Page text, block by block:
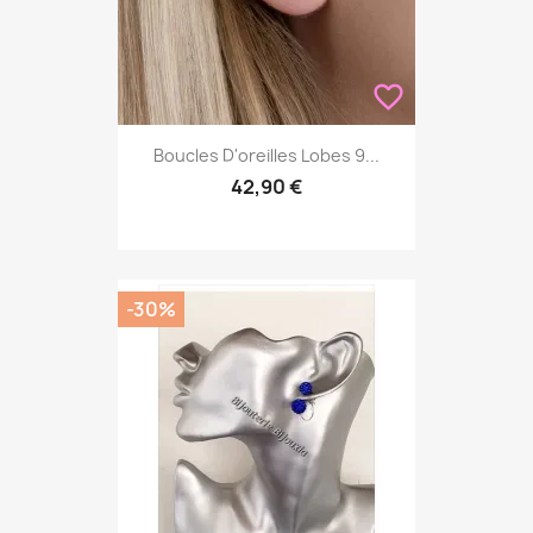
favorite_border
Boucles D'oreilles Lobes 9...
42,90 €
-30%